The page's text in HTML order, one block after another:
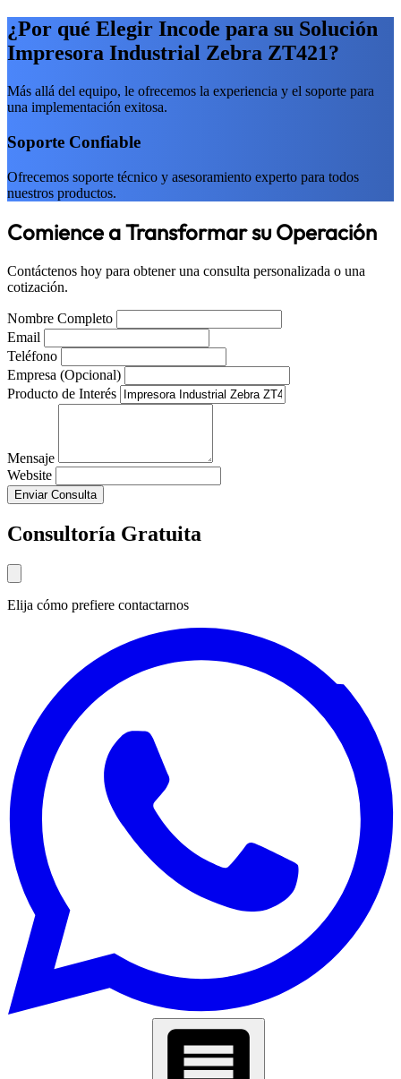
¿Por qué Elegir Incode para su Solución
Impresora Industrial Zebra ZT421?
Más allá del equipo, le ofrecemos la experiencia y el soporte para
una implementación exitosa.
Soporte Confiable
Ofrecemos soporte técnico y asesoramiento experto para todos
nuestros productos.
Comience a Transformar su Operación
Contáctenos hoy para obtener una consulta personalizada o una
cotización.
Nombre Completo
Email
Teléfono
Empresa (Opcional)
Producto de Interés
Mensaje
Website
Enviar Consulta
Consultoría Gratuita
Elija cómo prefiere contactarnos